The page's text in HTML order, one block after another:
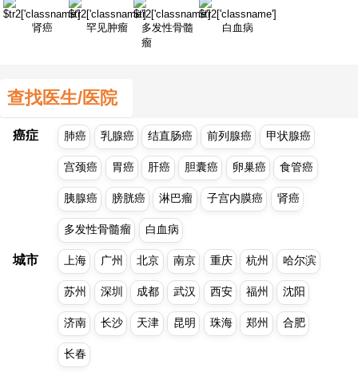
肾癌 罕见肿瘤
多发性骨髓
瘤
白血病
查找医生/医院
癌症 肺癌 乳腺癌 结直肠癌 前列腺癌 甲状腺癌
宫颈癌 胃癌 肝癌 胆囊癌 卵巢癌 食管癌
胰腺癌 膀胱癌 淋巴瘤 子宫内膜癌 肾癌
多发性骨髓瘤 白血病
城市 上海 广州 北京 南京 重庆 杭州 哈尔滨
苏州 深圳 成都 武汉 西安 福州 沈阳
济南 长沙 天津 昆明 珠海 郑州 合肥
长春